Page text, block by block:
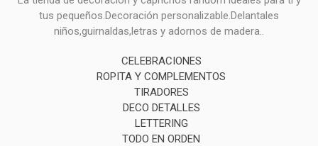
tus pequeños.Decoración personalizable.Delantales
niños,guirnaldas,letras y adornos de madera..
CELEBRACIONES
ROPITA Y COMPLEMENTOS
TIRADORES
DECO DETALLES
LETTERING
TODO EN ORDEN